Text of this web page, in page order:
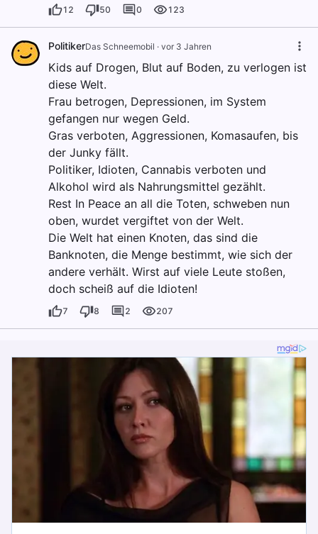
12 50 0 123
PolitikerDas Schneemobil · vor 3 Jahren
Kids auf Drogen, Blut auf Boden, zu verlogen ist
diese Welt.
Frau betrogen, Depressionen, im System
gefangen nur wegen Geld.
Gras verboten, Aggressionen, Komasaufen, bis
der Junky fällt.
Politiker, Idioten, Cannabis verboten und
Alkohol wird als Nahrungsmittel gezählt.
Rest In Peace an all die Toten, schweben nun
oben, wurdet vergiftet von der Welt.
Die Welt hat einen Knoten, das sind die
Banknoten, die Menge bestimmt, wie sich der
andere verhält. Wirst auf viele Leute stoßen,
doch scheiß auf die Idioten!
7 8 2 207